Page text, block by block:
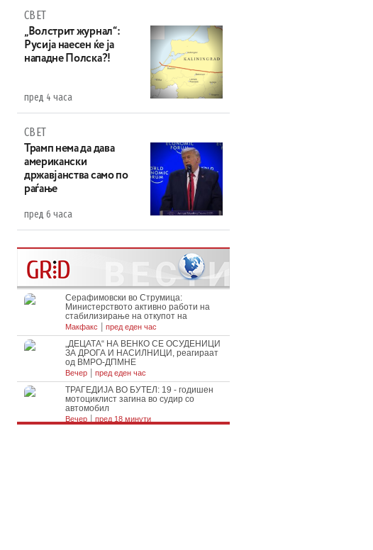
СВЕТ
„Волстрит журнал“:
Русија наесен ќе ја
нападне Полска?!
пред 4 часа
СВЕТ
Трамп нема да дава
американски
државјанства само по
раѓање
пред 6 часа